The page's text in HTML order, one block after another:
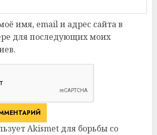
имя, email и адрес сайта в
для последующих моих
Akismet для борьбы со